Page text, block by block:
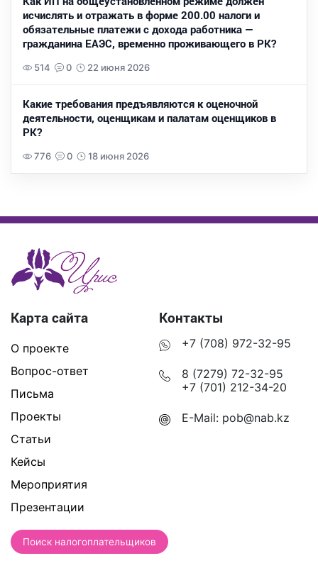
исчислять и отражать в форме 200.00 налоги и
обязательные платежи с дохода работника —
гражданина ЕАЭС, временно проживающего в РК?
514 0 22 июня 2026
Какие требования предъявляются к оценочной
деятельности, оценщикам и палатам оценщиков в
РК?
776 0 18 июня 2026
Карта сайта
О проекте
Вопрос-ответ
Письма
Проекты
Статьи
Кейсы
Мероприятия
Презентации
Контакты
+7 (708) 972-32-95
8 (7279) 72-32-95
+7 (701) 212-34-20
E-Mail: pob@nab.kz
Поиск налогоплательщиков